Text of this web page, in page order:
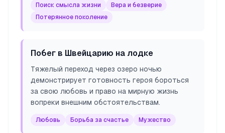
Поиск смысла жизни
Вера и безверие
Потерянное поколение
Побег в Швейцарию на лодке
Тяжелый переход через озеро ночью
демонстрирует готовность героя бороться
за свою любовь и право на мирную жизнь
вопреки внешним обстоятельствам.
Любовь Борьба за счастье Мужество